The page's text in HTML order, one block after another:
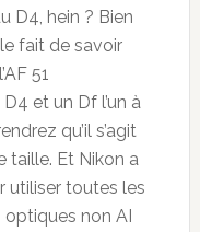
D4, hein ? Bien
le fait de savoir
51
et un Df l’un à
qu’il s’agit
taille. Et Nikon a
utiliser toutes les
non AI